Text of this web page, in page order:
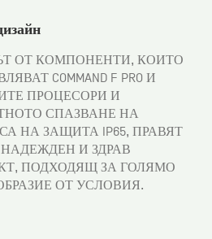
ОТ КОМПОНЕНТИ, КОИТО
COMMAND F PRO И
ПРОЦЕСОРИ И
СПАЗВАНЕ НА
НА ЗАЩИТА IP65, ПРАВЯТ
НАДЕЖДЕН И ЗДРАВ
ПОДХОДЯЩ ЗА ГОЛЯМО
ОТ УСЛОВИЯ.